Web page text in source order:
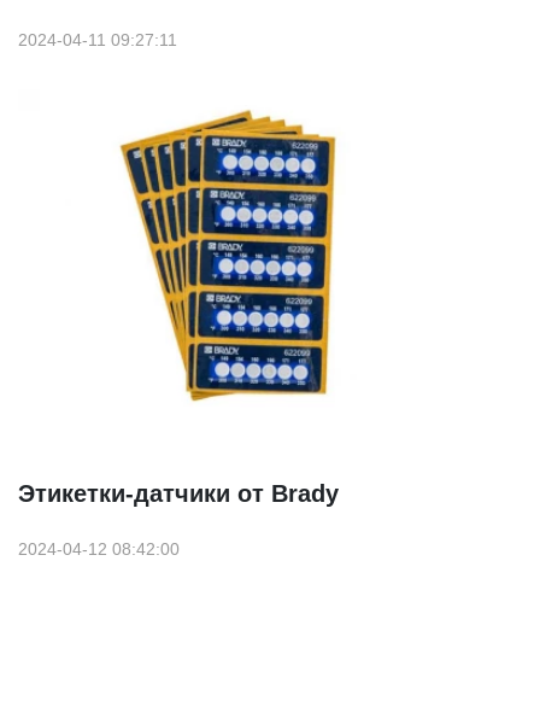
2024-04-11 09:27:11
Этикетки-датчики от Brady
2024-04-12 08:42:00